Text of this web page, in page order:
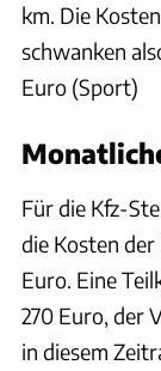
km. Die
schwanken
Euro (Sport)
Für die Kfz-
die Kosten
Euro. Eine
270 Euro, der
in diesem